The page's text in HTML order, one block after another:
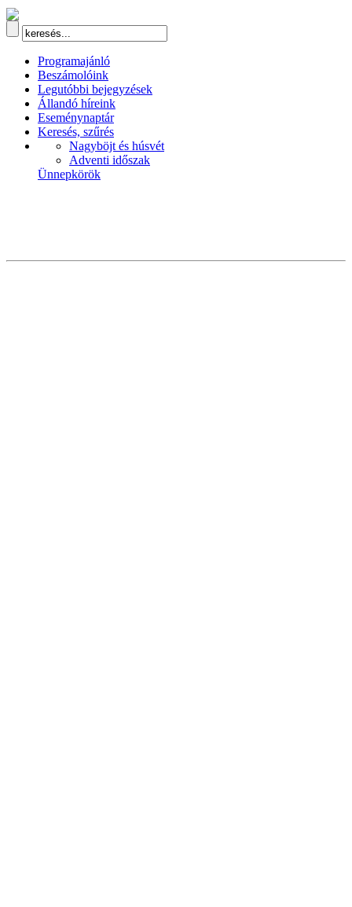
Programajánló
Beszámolóink
Legutóbbi bejegyzések
Állandó híreink
Eseménynaptár
Keresés, szűrés
Nagyböjt és húsvét
Adventi időszak
Ünnepkörök